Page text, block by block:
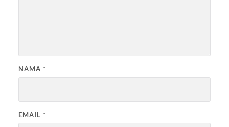
NAMA *
EMAIL *